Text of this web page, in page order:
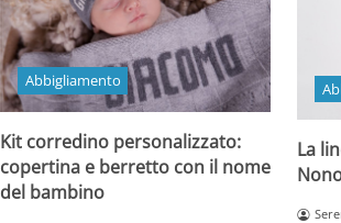
Abbigliamento
Kit corredino personalizzato:
copertina e berretto con il nome
del bambino
La